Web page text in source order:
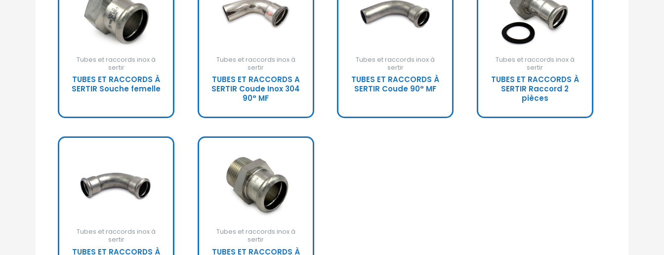
Tubes et raccords inox à
sertir
TUBES ET RACCORDS À
SERTIR Souche femelle
Tubes et raccords inox à
sertir
TUBES ET RACCORDS A
SERTIR Coude Inox 304
90° MF
Tubes et raccords inox à
sertir
TUBES ET RACCORDS À
SERTIR Coude 90° MF
Tubes et raccords inox à
sertir
TUBES ET RACCORDS À
SERTIR Raccord 2
pièces
Tubes et raccords inox à
sertir
TUBES ET RACCORDS À
Tubes et raccords inox à
sertir
TUBES ET RACCORDS À